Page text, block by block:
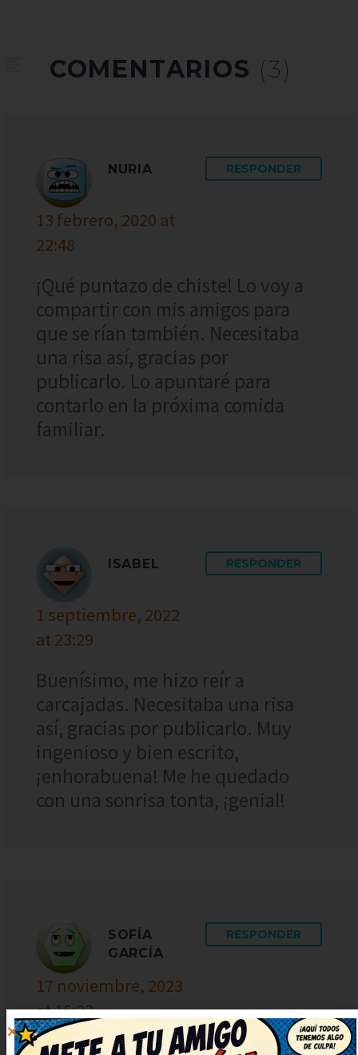
COMENTARIOS (3)
NURIA
13 febrero, 2020 at
22:48
RESPONDER
¡Qué puntazo de chiste! Lo voy a
compartir con mis amigos para
que se rían también. Necesitaba
una risa así, gracias por
publicarlo. Lo apuntaré para
contarlo en la próxima comida
familiar.
ISABEL
1 septiembre, 2022
at 23:29
RESPONDER
Buenísimo, me hizo reír a
carcajadas. Necesitaba una risa
así, gracias por publicarlo. Muy
ingenioso y bien escrito,
¡enhorabuena! Me he quedado
con una sonrisa tonta, ¡genial!
SOFÍA
GARCÍA
17 noviembre, 2023
at 16:22
RESPONDER